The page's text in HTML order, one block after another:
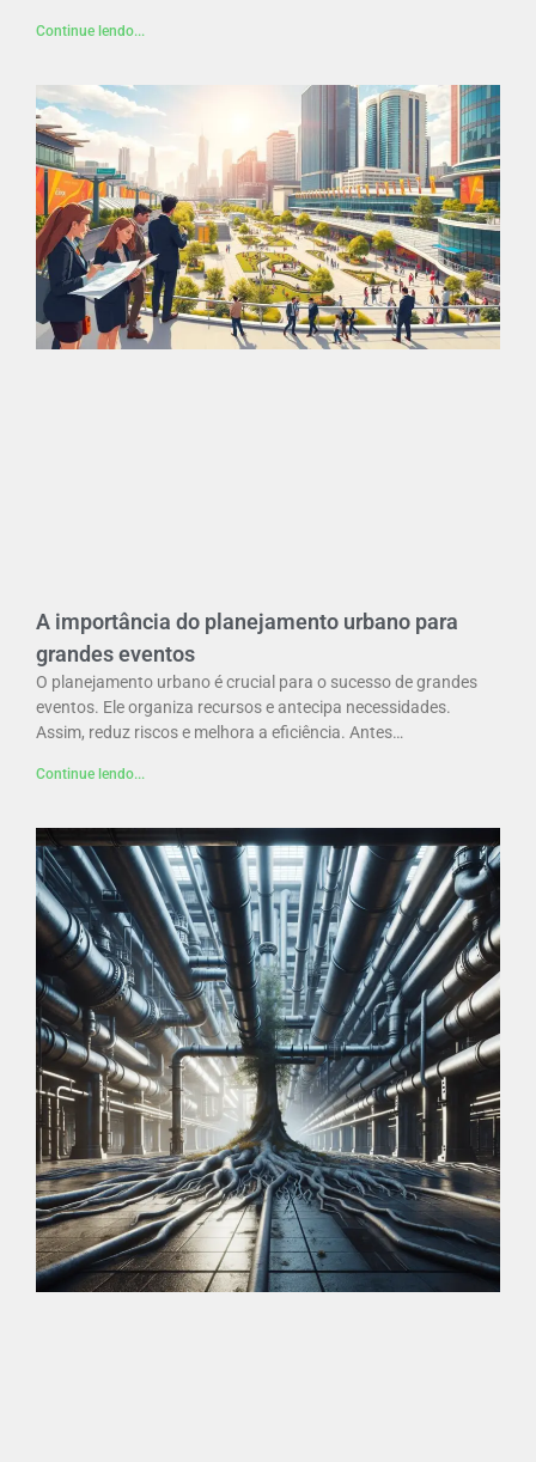
Continue lendo...
A importância do planejamento urbano para
grandes eventos
O planejamento urbano é crucial para o sucesso de grandes
eventos. Ele organiza recursos e antecipa necessidades.
Assim, reduz riscos e melhora a eficiência. Antes…
Continue lendo...